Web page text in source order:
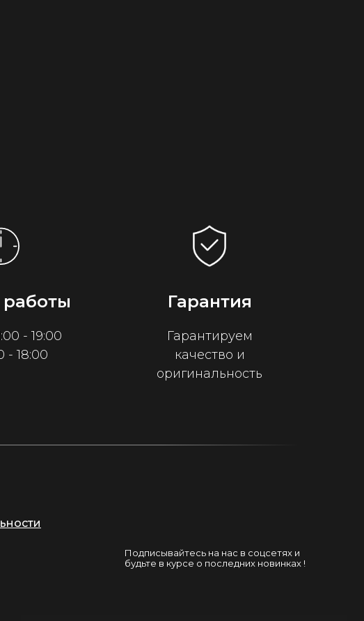
- 19:00
- 18:00
Гарантия
Гарантируем
качество и
оригинальность
Подписывайтесь на нас в соцсетях и
будьте в курсе о последних новинках !